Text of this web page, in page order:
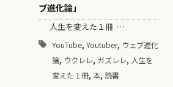
ブ進化論」
人生を変えた１冊 …
YouTube, Youtuber, ウェブ進化
論, ウクレレ, ガズレレ, 人生を
変えた１冊, 本, 読書